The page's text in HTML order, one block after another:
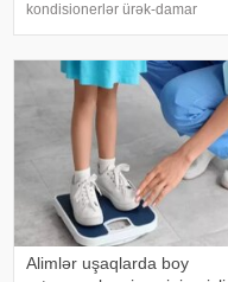
kondisionerlər ürək-damar
kardioloqların bildirdiyinə görə,
tərli halda qəfil çox soyuq otağ
Alimlər uşaqlarda boy